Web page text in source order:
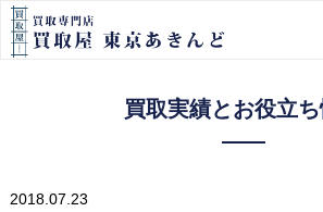
買取実績とお役立
2018.07.23